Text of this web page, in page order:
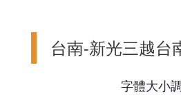
台南-新光三越台
字體大小